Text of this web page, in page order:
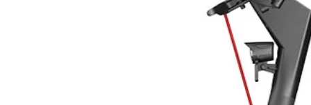
Possibilità di rabbocco manuale o
Munito di rotelle per poterlo
Indicatore di livello del serbatoio